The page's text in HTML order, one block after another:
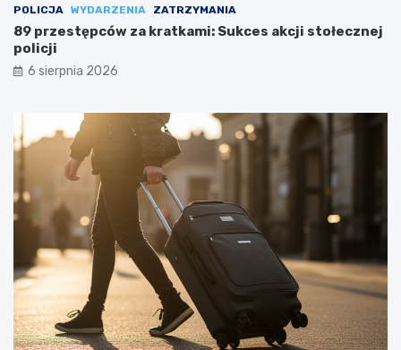
POLICJA WYDARZENIA ZATRZYMANIA
89 przestępców za kratkami: Sukces akcji stołecznej
policji
6 sierpnia 2026